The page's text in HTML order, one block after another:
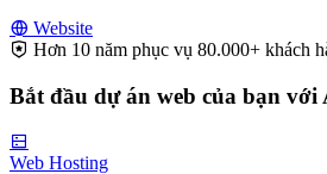
Website
Hơn 10 năm phục vụ 80.000+ khách
Bắt đầu dự án web của bạn
Web Hosting